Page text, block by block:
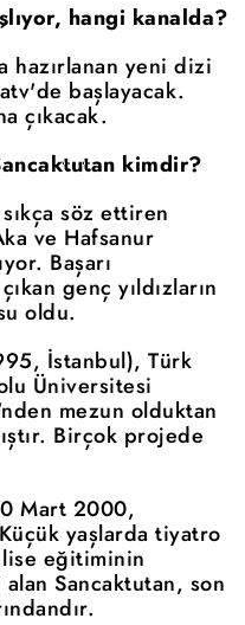
hangi kanalda?
hazırlanan yeni dizi
başlayacak.
çıkacak.
kimdir?
söz ettiren
ve Hafsanur
Başarı
genç yıldızların
oldu.
İstanbul), Türk
Üniversitesi
mezun olduktan
Birçok projede
Mart 2000,
yaşlarda tiyatro
eğitiminin
Sancaktutan, son